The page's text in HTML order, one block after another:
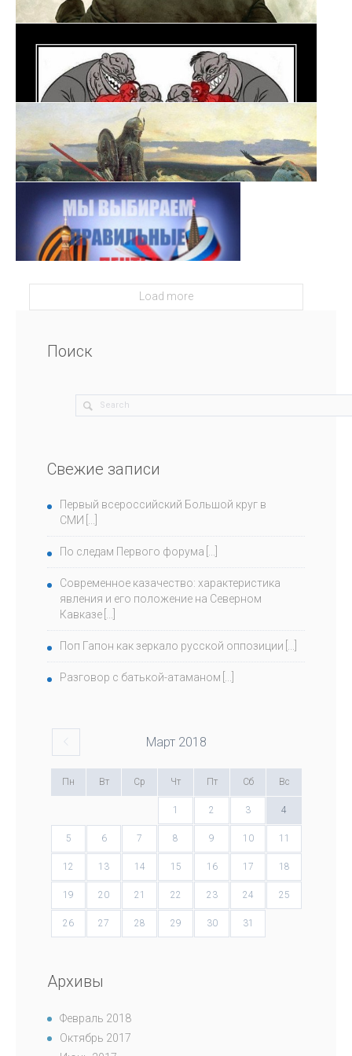
Load more
Поиск
Свежие записи
Первый всероссийский Большой круг в
СМИ
По следам Первого форума
Современное казачество: характеристика
явления и его положение на Северном
Кавказе
Поп Гапон как зеркало русской оппозиции
Разговор с батькой-атаманом
Март 2018
Пн Вт Ср Чт Пт Сб Вс
1 2 3 4
5 6 7 8 9 10 11
12 13 14 15 16 17 18
19 20 21 22 23 24 25
26 27 28 29 30 31
Архивы
Февраль 2018
Октябрь 2017